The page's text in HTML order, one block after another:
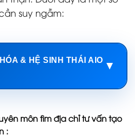
suy ngẫm:
& HỆ SINH THÁI AIO ▼
môn tìm địa chỉ tư vấn tạo
: